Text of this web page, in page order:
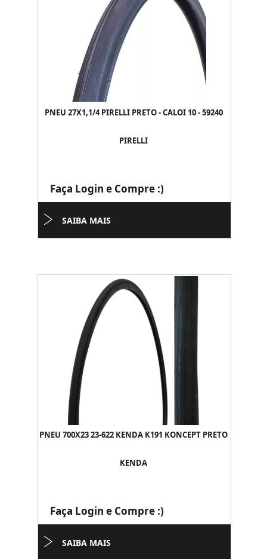
PNEU 27X1,1/4 PIRELLI PRETO - CALOI 10 - 59240
PIRELLI
Faça Login e Compre :)
SAIBA MAIS
PNEU 700X23 23-622 KENDA K191 KONCEPT PRETO
KENDA
Faça Login e Compre :)
SAIBA MAIS